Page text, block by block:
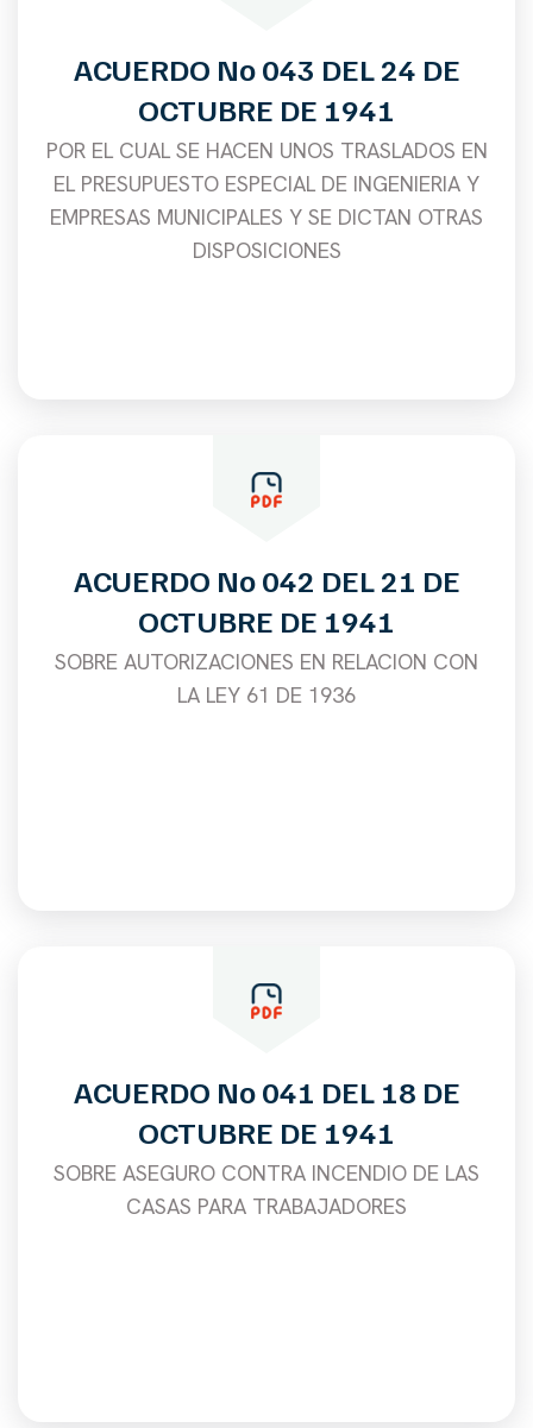
ACUERDO No 043 DEL 24 DE
OCTUBRE DE 1941
POR EL CUAL SE HACEN UNOS TRASLADOS EN
EL PRESUPUESTO ESPECIAL DE INGENIERIA Y
EMPRESAS MUNICIPALES Y SE DICTAN OTRAS
DISPOSICIONES
ACUERDO No 042 DEL 21 DE
OCTUBRE DE 1941
SOBRE AUTORIZACIONES EN RELACION CON
LA LEY 61 DE 1936
ACUERDO No 041 DEL 18 DE
OCTUBRE DE 1941
SOBRE ASEGURO CONTRA INCENDIO DE LAS
CASAS PARA TRABAJADORES